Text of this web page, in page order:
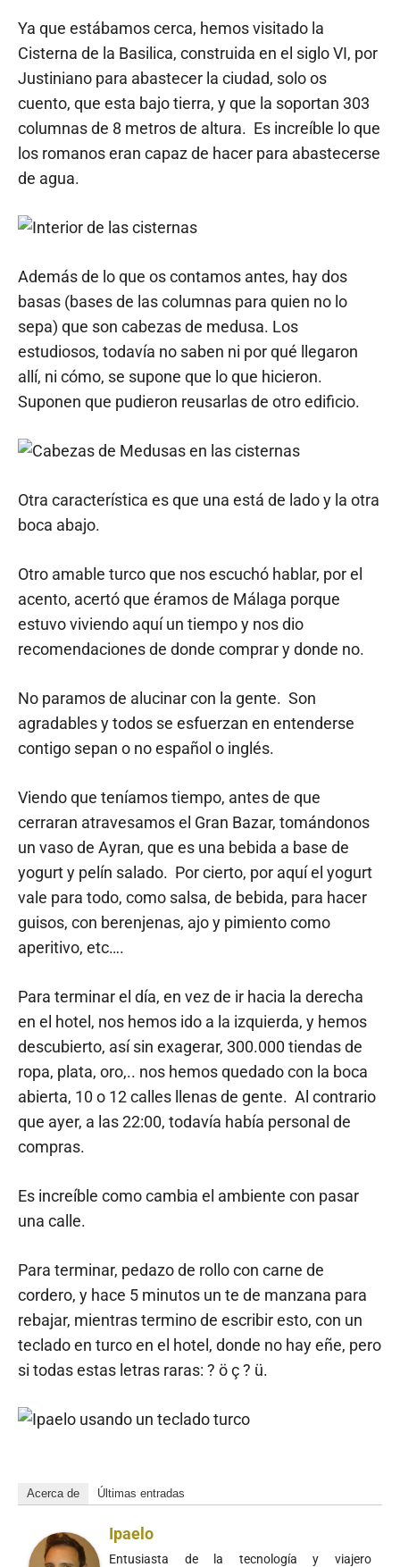
Ya que estábamos cerca, hemos visitado la
Cisterna de la Basilica, construida en el siglo VI, por
Justiniano para abastecer la ciudad, solo os
cuento, que esta bajo tierra, y que la soportan 303
columnas de 8 metros de altura. Es increíble lo que
los romanos eran capaz de hacer para abastecerse
de agua.
Además de lo que os contamos antes, hay dos
basas (bases de las columnas para quien no lo
sepa) que son cabezas de medusa. Los
estudiosos, todavía no saben ni por qué llegaron
allí, ni cómo, se supone que lo que hicieron.
Suponen que pudieron reusarlas de otro edificio.
Otra característica es que una está de lado y la otra
boca abajo.
Otro amable turco que nos escuchó hablar, por el
acento, acertó que éramos de Málaga porque
estuvo viviendo aquí un tiempo y nos dio
recomendaciones de donde comprar y donde no.
No paramos de alucinar con la gente. Son
agradables y todos se esfuerzan en entenderse
contigo sepan o no español o inglés.
Viendo que teníamos tiempo, antes de que
cerraran atravesamos el Gran Bazar, tomándonos
un vaso de Ayran, que es una bebida a base de
yogurt y pelín salado. Por cierto, por aquí el yogurt
vale para todo, como salsa, de bebida, para hacer
guisos, con berenjenas, ajo y pimiento como
aperitivo, etc….
Para terminar el día, en vez de ir hacia la derecha
en el hotel, nos hemos ido a la izquierda, y hemos
descubierto, así sin exagerar, 300.000 tiendas de
ropa, plata, oro,.. nos hemos quedado con la boca
abierta, 10 o 12 calles llenas de gente. Al contrario
que ayer, a las 22:00, todavía había personal de
compras.
Es increíble como cambia el ambiente con pasar
una calle.
Para terminar, pedazo de rollo con carne de
cordero, y hace 5 minutos un te de manzana para
rebajar, mientras termino de escribir esto, con un
teclado en turco en el hotel, donde no hay eñe, pero
si todas estas letras raras: ? ö ç ? ü.
Acerca de Últimas entradas
Ipaelo
Entusiasta de la tecnología y viajero